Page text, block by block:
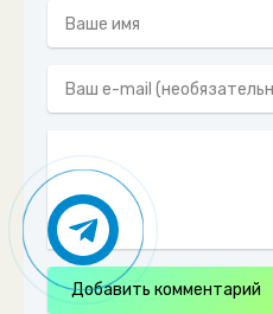
Добавить комментарий